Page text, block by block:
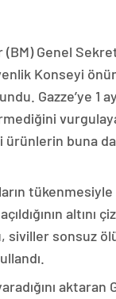
Genel
Konseyi
Gazze’ye 1
ürünlerin buna
tükenmesiyle
altını
siviller sonsuz
aktaran